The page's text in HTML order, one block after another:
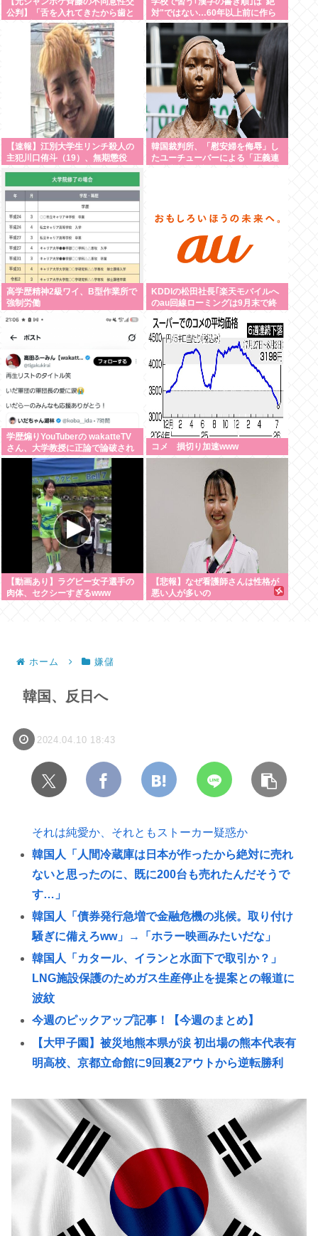
公判】「舌を入れてきたから歯と
口でブロック」「『台本が飛んで
しまうからやめてください』と拒
絶」被害女性は断固として「不同
意」主張
対"ではない…60年以上前に作ら
れた文部省の｢手びき｣が基準とな
ったワケ
【速報】江別大学生リンチ殺人の
主犯川口侑斗（19）、無期懲役
韓国裁判所、「慰安婦を侮辱」し
たユーチューバーによる「正義連
高学歴精神2級ワイ、B型作業所で
強制労働
KDDIの松田社長｢楽天モバイルへ
のau回線ローミングは9月末で終
で継続｣
学歴煽りYouTuberの wakatteTV
さん、大学教授に正論で論破され
たので信者ファンネルに冷笑させ
るしかなす術がなくなる
コメ 損切り加速www
【動画あり】ラグビー女子選手の
肉体、セクシーすぎるwww
【悲報】なぜ看護師さんは性格が
悪い人が多いの
ホーム 嫌儲
韓国、反日へ
2024.04.10 18:43
それは純愛か、それともストーカー疑惑か
韓国人「人間冷蔵庫は日本が作ったから絶対に売れ
ないと思ったのに、既に200台も売れたんだそうで
す…」
韓国人「債券発行急増で金融危機の兆候。取り付け
騒ぎに備えろww」→「ホラー映画みたいだな」
韓国人「カタール、イランと水面下で取引か？」
LNG施設保護のためガス生産停止を提案との報道に
波紋
今週のピックアップ記事！【今週のまとめ】
【大甲子園】被災地熊本県が涙 初出場の熊本代表有
明高校、京都立命館に9回裏2アウトから逆転勝利
まだ現役なの凄いよな。今の歌手が30年後にやれて
るだろうか？」
韓国人「半導体スーパーサイクルが始まったと？」
「また個人投資家を煽ってるのか」大手証券会社の
女子高生がプロ野球選手を目指す漫画、ついに発見
される その名も「ゆーあーすらっがー」